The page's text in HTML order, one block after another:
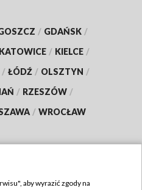
/ GDAŃSK /
KATOWICE / KIELCE /
/ ŁÓDŹ / OLSZTYN /
/ RZESZÓW /
/ WROCŁAW
aby wyrazić zgody na